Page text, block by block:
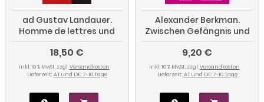
ad Gustav Landauer.
Homme de lettres und
Edelanarchist
18,50 €
inkl. 10 % MwSt. zzgl.Versandkosten
Lieferzeit: AT und DE: 7-10 Tage
Alexander Berkman.
Zwischen Gefängnis und
Revolution
9,20 €
inkl. 10 % MwSt. zzgl.Versandkosten
Lieferzeit: AT und DE: 7-10 Tage